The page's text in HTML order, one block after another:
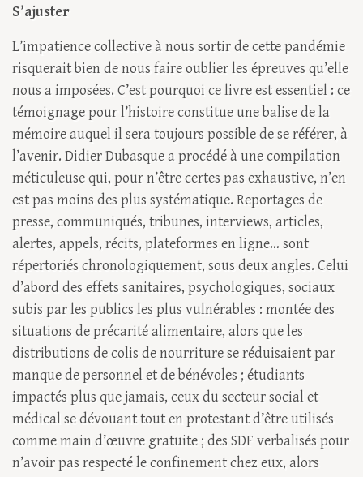
S’ajuster
L’impatience collective à nous sortir de cette pandémie
risquerait bien de nous faire oublier les épreuves qu’elle
nous a imposées. C’est pourquoi ce livre est essentiel : ce
témoignage pour l’histoire constitue une balise de la
mémoire auquel il sera toujours possible de se référer, à
l’avenir. Didier Dubasque a procédé à une compilation
méticuleuse qui, pour n’être certes pas exhaustive, n’en
est pas moins des plus systématique. Reportages de
presse, communiqués, tribunes, interviews, articles,
alertes, appels, récits, plateformes en ligne… sont
répertoriés chronologiquement, sous deux angles. Celui
d’abord des effets sanitaires, psychologiques, sociaux
subis par les publics les plus vulnérables : montée des
situations de précarité alimentaire, alors que les
distributions de colis de nourriture se réduisaient par
manque de personnel et de bénévoles ; étudiants
impactés plus que jamais, ceux du secteur social et
médical se dévouant tout en protestant d’être utilisés
comme main d’œuvre gratuite ; des SDF verbalisés pour
n’avoir pas respecté le confinement chez eux, alors